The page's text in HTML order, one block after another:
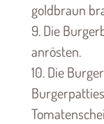
goldbraun
9. Die
anrösten.
10. Die